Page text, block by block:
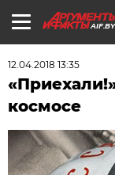
AIF.BY
12.04.2018 13:35
космосе